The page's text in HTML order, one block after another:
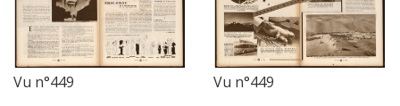
Vu n°449 Vu n°449